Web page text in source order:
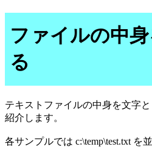
ファイルの中
る
テキストファイルの中身を文字
紹介します。
各サンプルでは c:\temp\test.txt を